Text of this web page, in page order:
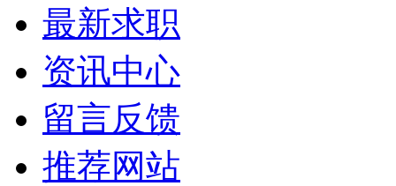
最新求职
资讯中心
留言反馈
推荐网站